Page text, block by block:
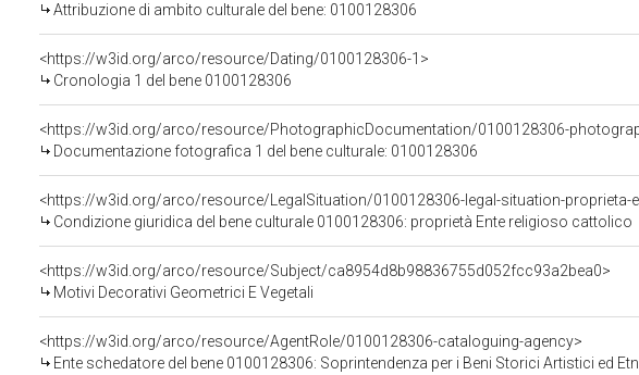
Attribuzione di ambito culturale del bene: 0100128306
<https://w3id.org/arco/resource/Dating/0100128306-1>
Cronologia 1 del bene 0100128306
<https://w3id.org/arco/resource/PhotographicDocumentation/0100128306-
Documentazione fotografica 1 del bene culturale: 0100128306
<https://w3id.org/arco/resource/LegalSituation/0100128306-legal-situation-proprieta-
Condizione giuridica del bene culturale 0100128306: proprietà Ente religioso cattolico
<https://w3id.org/arco/resource/Subject/ca8954d8b98836755d052fcc93a2bea0>
Motivi Decorativi Geometrici E Vegetali
<https://w3id.org/arco/resource/AgentRole/0100128306-cataloguing-agency>
Ente schedatore del bene 0100128306: Soprintendenza per i Beni Storici Artistici ed